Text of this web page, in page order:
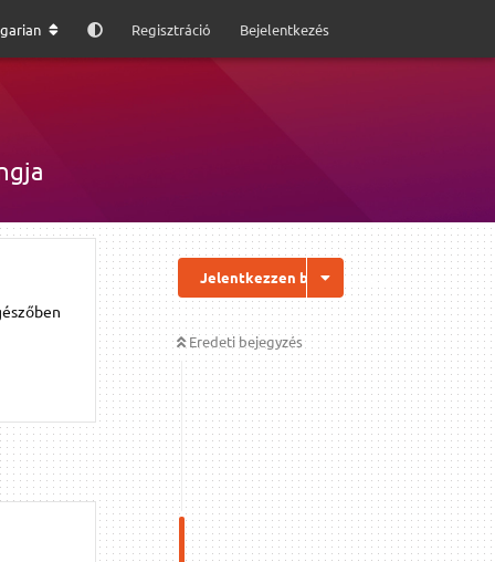
Regisztráció Bejelentkezés
Jelentkezzen be a válaszhoz
Eredeti bejegyzés